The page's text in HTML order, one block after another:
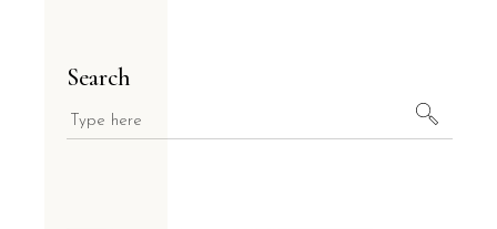
Search